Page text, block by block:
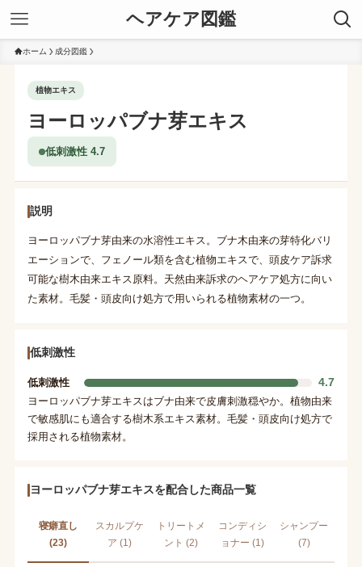
ヘアケア図鑑
ホーム 成分図鑑
植物エキス
ヨーロッパブナ芽エキス
低刺激性 4.7
説明
ヨーロッパブナ芽由来の水溶性エキス。ブナ木由来の芽特化バリ
エーションで、フェノール類を含む植物エキスで、頭皮ケア訴求
可能な樹木由来エキス原料。天然由来訴求のヘアケア処方に向い
た素材。毛髪・頭皮向け処方で用いられる植物素材の一つ。
低刺激性
低刺激性 4.7
ヨーロッパブナ芽エキスはブナ由来で皮膚刺激穏やか。植物由来
で敏感肌にも適合する樹木系エキス素材。毛髪・頭皮向け処方で
採用される植物素材。
ヨーロッパブナ芽エキスを配合した商品一覧
寝癖直し
(23)
スカルプケ
ア (1)
トリートメ
ント (2)
コンディシ
ョナー (1)
シャンプー
(7)